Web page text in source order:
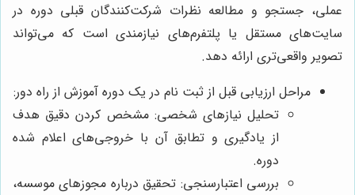
عملی، جستجو و مطالعه نظرات شرکت‌کنندگان قبلی دوره در
سایت‌های مستقل یا پلتفرم‌های نیازمندی است که می‌تواند
تصویر واقعی‌تری ارائه دهد.
مراحل ارزیابی قبل از ثبت نام در یک دوره آموزش از راه دور:
تحلیل نیازهای شخصی: مشخص کردن دقیق هدف
از یادگیری و تطابق آن با خروجی‌های اعلام شده
دوره.
بررسی اعتبارسنجی: تحقیق درباره مجوزهای موسسه،